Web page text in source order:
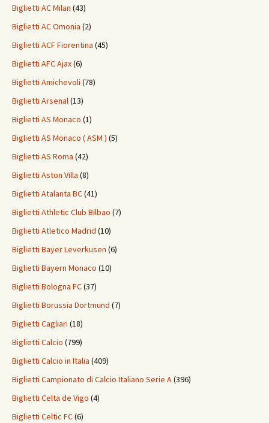
Biglietti AC Milan (43)
Biglietti AC Omonia (2)
Biglietti ACF Fiorentina (45)
Biglietti AFC Ajax(6)
Biglietti Amichevoli (78)
Biglietti Arsenal(13)
Biglietti AS Monaco (1)
Biglietti AS Monaco ( ASM ) (5)
Biglietti AS Roma (42)
Biglietti Aston Villa (8)
Biglietti Atalanta BC(41)
Biglietti Athletic Club Bilbao (7)
Biglietti Atletico Madrid (10)
Biglietti Bayer Leverkusen (6)
Biglietti Bayern Monaco (10)
Biglietti Bologna FC(37)
Biglietti Borussia Dortmund (7)
Biglietti Cagliari (18)
Biglietti Calcio (799)
Biglietti Calcio in Italia (409)
Biglietti Campionato di Calcio Italiano Serie A(396)
Biglietti Celta de Vigo (4)
Biglietti Celtic FC(6)